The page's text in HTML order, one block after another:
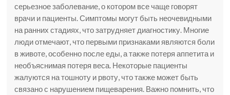
серьезное заболевание, о котором все чаще говорят
врачи и пациенты. Симптомы могут быть неочевидными
на ранних стадиях, что затрудняет диагностику. Многие
люди отмечают, что первыми признаками являются боли
в животе, особенно после еды, а также потеря аппетита и
необъяснимая потеря веса. Некоторые пациенты
жалуются на тошноту и рвоту, что также может быть
связано с нарушением пищеварения. Важно помнить, что